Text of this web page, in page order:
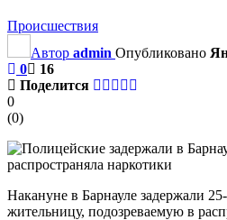
Происшествия
Автор admin Опубликовано
0
16
Поделится
0
(0)
Накануне в Барнауле задержали
жительницу, подозреваемую в